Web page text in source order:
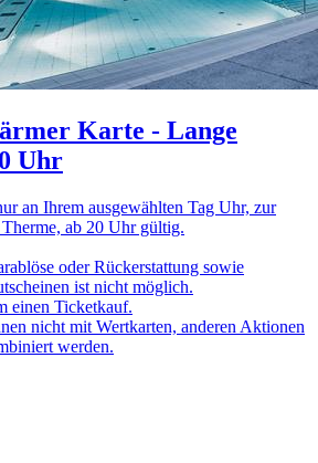
Karte - Lange
Uhr
an Ihrem ausgewählten Tag Uhr, zur
ab 20 Uhr gültig.
oder Rückerstattung sowie
ist nicht möglich.
einen Ticketkauf.
nicht mit Wertkarten, anderen Aktionen
werden.